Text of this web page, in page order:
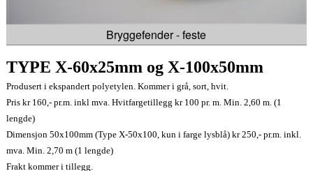
Bryggefender - feste
TYPE X-60x25mm og X-100x50mm
Produsert i ekspandert polyetylen. Kommer i grå, sort, hvit.
Pris kr 160,- pr.m. inkl mva. Hvitfargetillegg kr 100 pr. m. Min. 2,60 m. (1
lengde)
Dimensjon 50x100mm (Type X-50x100, kun i farge lysblå) kr 250,- pr.m. inkl.
mva. Min. 2,70 m (1 lengde)
Frakt kommer i tillegg.